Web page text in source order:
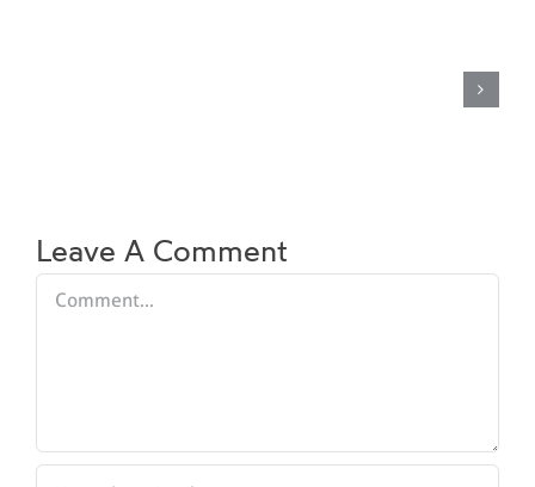
Leave A Comment
Comment